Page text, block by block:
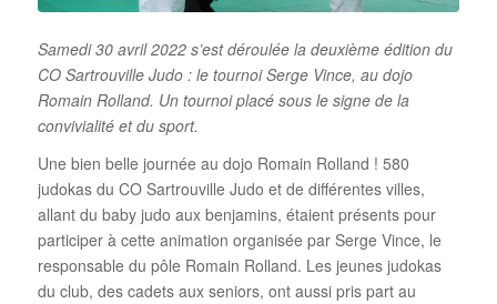
Samedi 30 avril 2022 s’est déroulée la deuxième édition du
CO Sartrouville Judo : le tournoi Serge Vince, au dojo
Romain Rolland. Un tournoi placé sous le signe de la
convivialité et du sport.
Une bien belle journée au dojo Romain Rolland ! 580
judokas du CO Sartrouville Judo et de différentes villes,
allant du baby judo aux benjamins, étaient présents pour
participer à cette animation organisée par Serge Vince, le
responsable du pôle Romain Rolland. Les jeunes judokas
du club, des cadets aux seniors, ont aussi pris part au